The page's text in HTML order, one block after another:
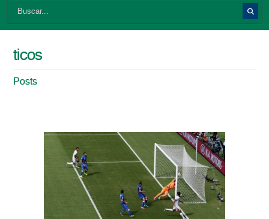
ticos
Posts